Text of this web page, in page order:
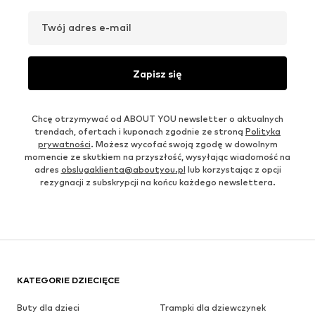
Twój adres e-mail
Zapisz się
Chcę otrzymywać od ABOUT YOU newsletter o aktualnych
trendach, ofertach i kuponach zgodnie ze stroną Polityka
prywatności. Możesz wycofać swoją zgodę w dowolnym
momencie ze skutkiem na przyszłość, wysyłając wiadomość na
adres obslugaklienta@aboutyou.pl lub korzystając z opcji
rezygnacji z subskrypcji na końcu każdego newslettera.
KATEGORIE DZIECIĘCE
Buty dla dzieci
Trampki dla dziewczynek